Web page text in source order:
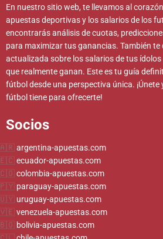
En nuestro sitio web, te llevamos al
apuestas deportivas y los salarios de los
encontrarás análisis de cuotas,
para maximizar tus ganancias. También
actualizada sobre los salarios de tus
que realmente ganan. Este es tu guía
fútbol desde una perspectiva única. ¡Únete
fútbol tiene para ofrecerte!
Socios
argentina-apuestas.com
ecuador-apuestas.com
colombia-apuestas.com
paraguay-apuestas.com
uruguay-apuestas.com
venezuela-apuestas.com
bolivia-apuestas.com